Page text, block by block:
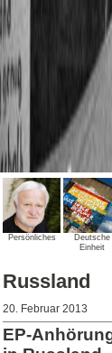
Russland
20. Februar 2013
EP-
Persönliches
Deutsche
Einheit